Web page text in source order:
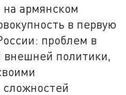
армянском
в первую
проблем в
внешней политики,